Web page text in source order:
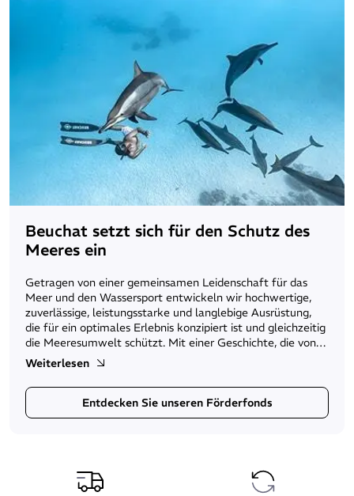
Beuchat setzt sich für den Schutz des
Meeres ein
Getragen von einer gemeinsamen Leidenschaft für das
Meer und den Wassersport entwickeln wir hochwertige,
zuverlässige, leistungsstarke und langlebige Ausrüstung,
die für ein optimales Erlebnis konzipiert ist und gleichzeitig
die Meeresumwelt schützt. Mit einer Geschichte, die von
Innovation geprägt ist, führt Beuchat seine
bewahren – das lebenswichtige Ökosystem, das im
Zentrum unserer Tätigkeit steht.
Weiterlesen
Entdecken Sie unseren Förderfonds